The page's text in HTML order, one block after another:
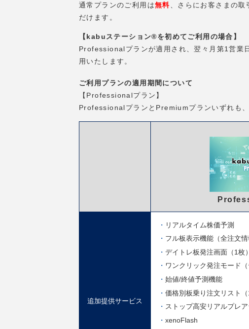
通常プランのご利用は無料 、さらにお客さまの
だけます。
【kabuステーション®を初めてご利用の場合】
Professionalプランが適用され、翌々月第1営業
用いたします。
ご利用プランの適用期間について
【Professionalプラン】
ProfessionalプランとPremiumプランいずれも
追加提供サービス
リアルタイム株価予測
フル板表示機能（全注文
デイトレ板発注画面（1枚）
ワンクリック発注モード
始値/終値予測機能
価格別板乗り注文リスト（
ストップ高安リアルプレア
xenoFlash